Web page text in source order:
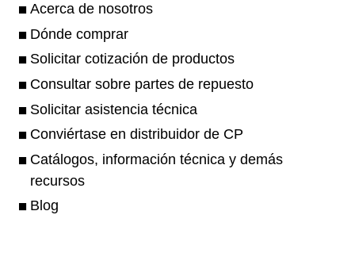
Acerca de nosotros
Dónde comprar
Solicitar cotización de productos
Consultar sobre partes de repuesto
Solicitar asistencia técnica
Conviértase en distribuidor de CP
Catálogos, información técnica y demás
recursos
Blog